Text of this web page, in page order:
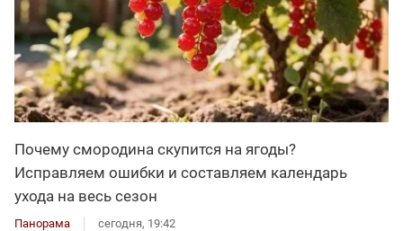
Почему смородина скупится на ягоды?
Исправляем ошибки и составляем календарь
ухода на весь сезон
Панорама сегодня, 19:42